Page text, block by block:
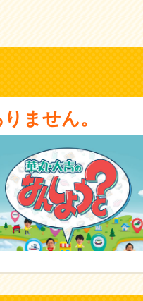
ません。